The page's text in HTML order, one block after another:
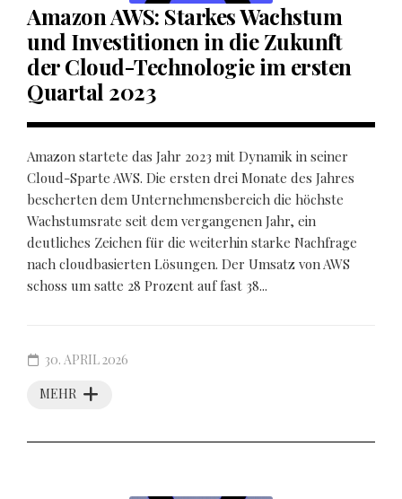
Amazon AWS: Starkes Wachstum
und Investitionen in die Zukunft
der Cloud-Technologie im ersten
Quartal 2023
Amazon startete das Jahr 2023 mit Dynamik in seiner
Cloud-Sparte AWS. Die ersten drei Monate des Jahres
bescherten dem Unternehmensbereich die höchste
Wachstumsrate seit dem vergangenen Jahr, ein
deutliches Zeichen für die weiterhin starke Nachfrage
nach cloudbasierten Lösungen. Der Umsatz von AWS
schoss um satte 28 Prozent auf fast 38...
MEHR
30. APRIL 2026